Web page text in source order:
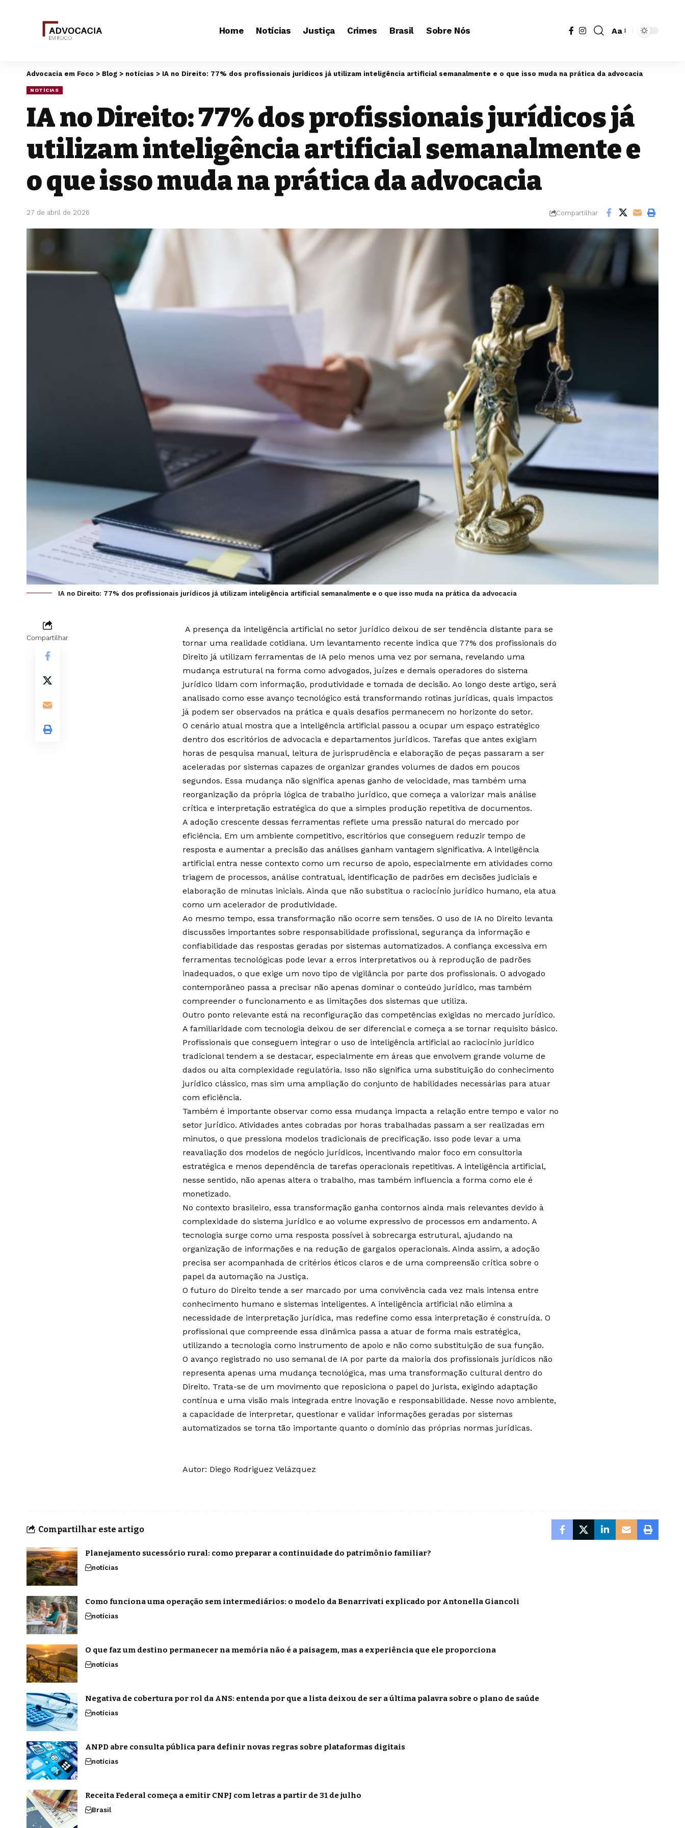
Home Notícias Justiça Crimes Brasil Sobre Nós Aa
Advocacia em Foco > Blog > notícias > IA no Direito: 77% dos profissionais jurídicos já utilizam inteligência artificial semanalmente e o que isso muda na prática da advocacia
NOTÍCIAS
IA no Direito: 77% dos profissionais jurídicos já
utilizam inteligência artificial semanalmente e
o que isso muda na prática da advocacia
27 de abril de 2026 Compartilhar
IA no Direito: 77% dos profissionais jurídicos já utilizam inteligência artificial semanalmente e o que isso muda na prática da advocacia
Compartilhar
A presença da inteligência artificial no setor jurídico deixou de ser tendência distante para se
tornar uma realidade cotidiana. Um levantamento recente indica que 77% dos profissionais do
Direito já utilizam ferramentas de IA pelo menos uma vez por semana, revelando uma
mudança estrutural na forma como advogados, juízes e demais operadores do sistema
jurídico lidam com informação, produtividade e tomada de decisão. Ao longo deste artigo, será
analisado como esse avanço tecnológico está transformando rotinas jurídicas, quais impactos
já podem ser observados na prática e quais desafios permanecem no horizonte do setor.
O cenário atual mostra que a inteligência artificial passou a ocupar um espaço estratégico
dentro dos escritórios de advocacia e departamentos jurídicos. Tarefas que antes exigiam
horas de pesquisa manual, leitura de jurisprudência e elaboração de peças passaram a ser
aceleradas por sistemas capazes de organizar grandes volumes de dados em poucos
segundos. Essa mudança não significa apenas ganho de velocidade, mas também uma
reorganização da própria lógica de trabalho jurídico, que começa a valorizar mais análise
crítica e interpretação estratégica do que a simples produção repetitiva de documentos.
A adoção crescente dessas ferramentas reflete uma pressão natural do mercado por
eficiência. Em um ambiente competitivo, escritórios que conseguem reduzir tempo de
resposta e aumentar a precisão das análises ganham vantagem significativa. A inteligência
artificial entra nesse contexto como um recurso de apoio, especialmente em atividades como
triagem de processos, análise contratual, identificação de padrões em decisões judiciais e
elaboração de minutas iniciais. Ainda que não substitua o raciocínio jurídico humano, ela atua
como um acelerador de produtividade.
Ao mesmo tempo, essa transformação não ocorre sem tensões. O uso de IA no Direito levanta
discussões importantes sobre responsabilidade profissional, segurança da informação e
confiabilidade das respostas geradas por sistemas automatizados. A confiança excessiva em
ferramentas tecnológicas pode levar a erros interpretativos ou à reprodução de padrões
inadequados, o que exige um novo tipo de vigilância por parte dos profissionais. O advogado
contemporâneo passa a precisar não apenas dominar o conteúdo jurídico, mas também
compreender o funcionamento e as limitações dos sistemas que utiliza.
Outro ponto relevante está na reconfiguração das competências exigidas no mercado jurídico.
A familiaridade com tecnologia deixou de ser diferencial e começa a se tornar requisito básico.
Profissionais que conseguem integrar o uso de inteligência artificial ao raciocínio jurídico
tradicional tendem a se destacar, especialmente em áreas que envolvem grande volume de
dados ou alta complexidade regulatória. Isso não significa uma substituição do conhecimento
jurídico clássico, mas sim uma ampliação do conjunto de habilidades necessárias para atuar
com eficiência.
Também é importante observar como essa mudança impacta a relação entre tempo e valor no
setor jurídico. Atividades antes cobradas por horas trabalhadas passam a ser realizadas em
minutos, o que pressiona modelos tradicionais de precificação. Isso pode levar a uma
reavaliação dos modelos de negócio jurídicos, incentivando maior foco em consultoria
estratégica e menos dependência de tarefas operacionais repetitivas. A inteligência artificial,
nesse sentido, não apenas altera o trabalho, mas também influencia a forma como ele é
monetizado.
No contexto brasileiro, essa transformação ganha contornos ainda mais relevantes devido à
complexidade do sistema jurídico e ao volume expressivo de processos em andamento. A
tecnologia surge como uma resposta possível à sobrecarga estrutural, ajudando na
organização de informações e na redução de gargalos operacionais. Ainda assim, a adoção
precisa ser acompanhada de critérios éticos claros e de uma compreensão crítica sobre o
papel da automação na Justiça.
O futuro do Direito tende a ser marcado por uma convivência cada vez mais intensa entre
conhecimento humano e sistemas inteligentes. A inteligência artificial não elimina a
necessidade de interpretação jurídica, mas redefine como essa interpretação é construída. O
profissional que compreende essa dinâmica passa a atuar de forma mais estratégica,
utilizando a tecnologia como instrumento de apoio e não como substituição de sua função.
O avanço registrado no uso semanal de IA por parte da maioria dos profissionais jurídicos não
representa apenas uma mudança tecnológica, mas uma transformação cultural dentro do
Direito. Trata-se de um movimento que reposiciona o papel do jurista, exigindo adaptação
contínua e uma visão mais integrada entre inovação e responsabilidade. Nesse novo ambiente,
a capacidade de interpretar, questionar e validar informações geradas por sistemas
automatizados se torna tão importante quanto o domínio das próprias normas jurídicas.
Autor: Diego Rodriguez Velázquez
Compartilhar este artigo
Planejamento sucessório rural: como preparar a continuidade do patrimônio familiar?
notícias
Como funciona uma operação sem intermediários: o modelo da Benarrivati explicado por Antonella Giancoli
notícias
O que faz um destino permanecer na memória não é a paisagem, mas a experiência que ele proporciona
notícias
Negativa de cobertura por rol da ANS: entenda por que a lista deixou de ser a última palavra sobre o plano de saúde
notícias
ANPD abre consulta pública para definir novas regras sobre plataformas digitais
notícias
Receita Federal começa a emitir CNPJ com letras a partir de 31 de julho
Brasil